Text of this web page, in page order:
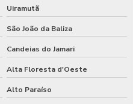
Uiramutã
São João da Baliza
Candeias do Jamari
Alta Floresta d'Oeste
Alto Paraíso